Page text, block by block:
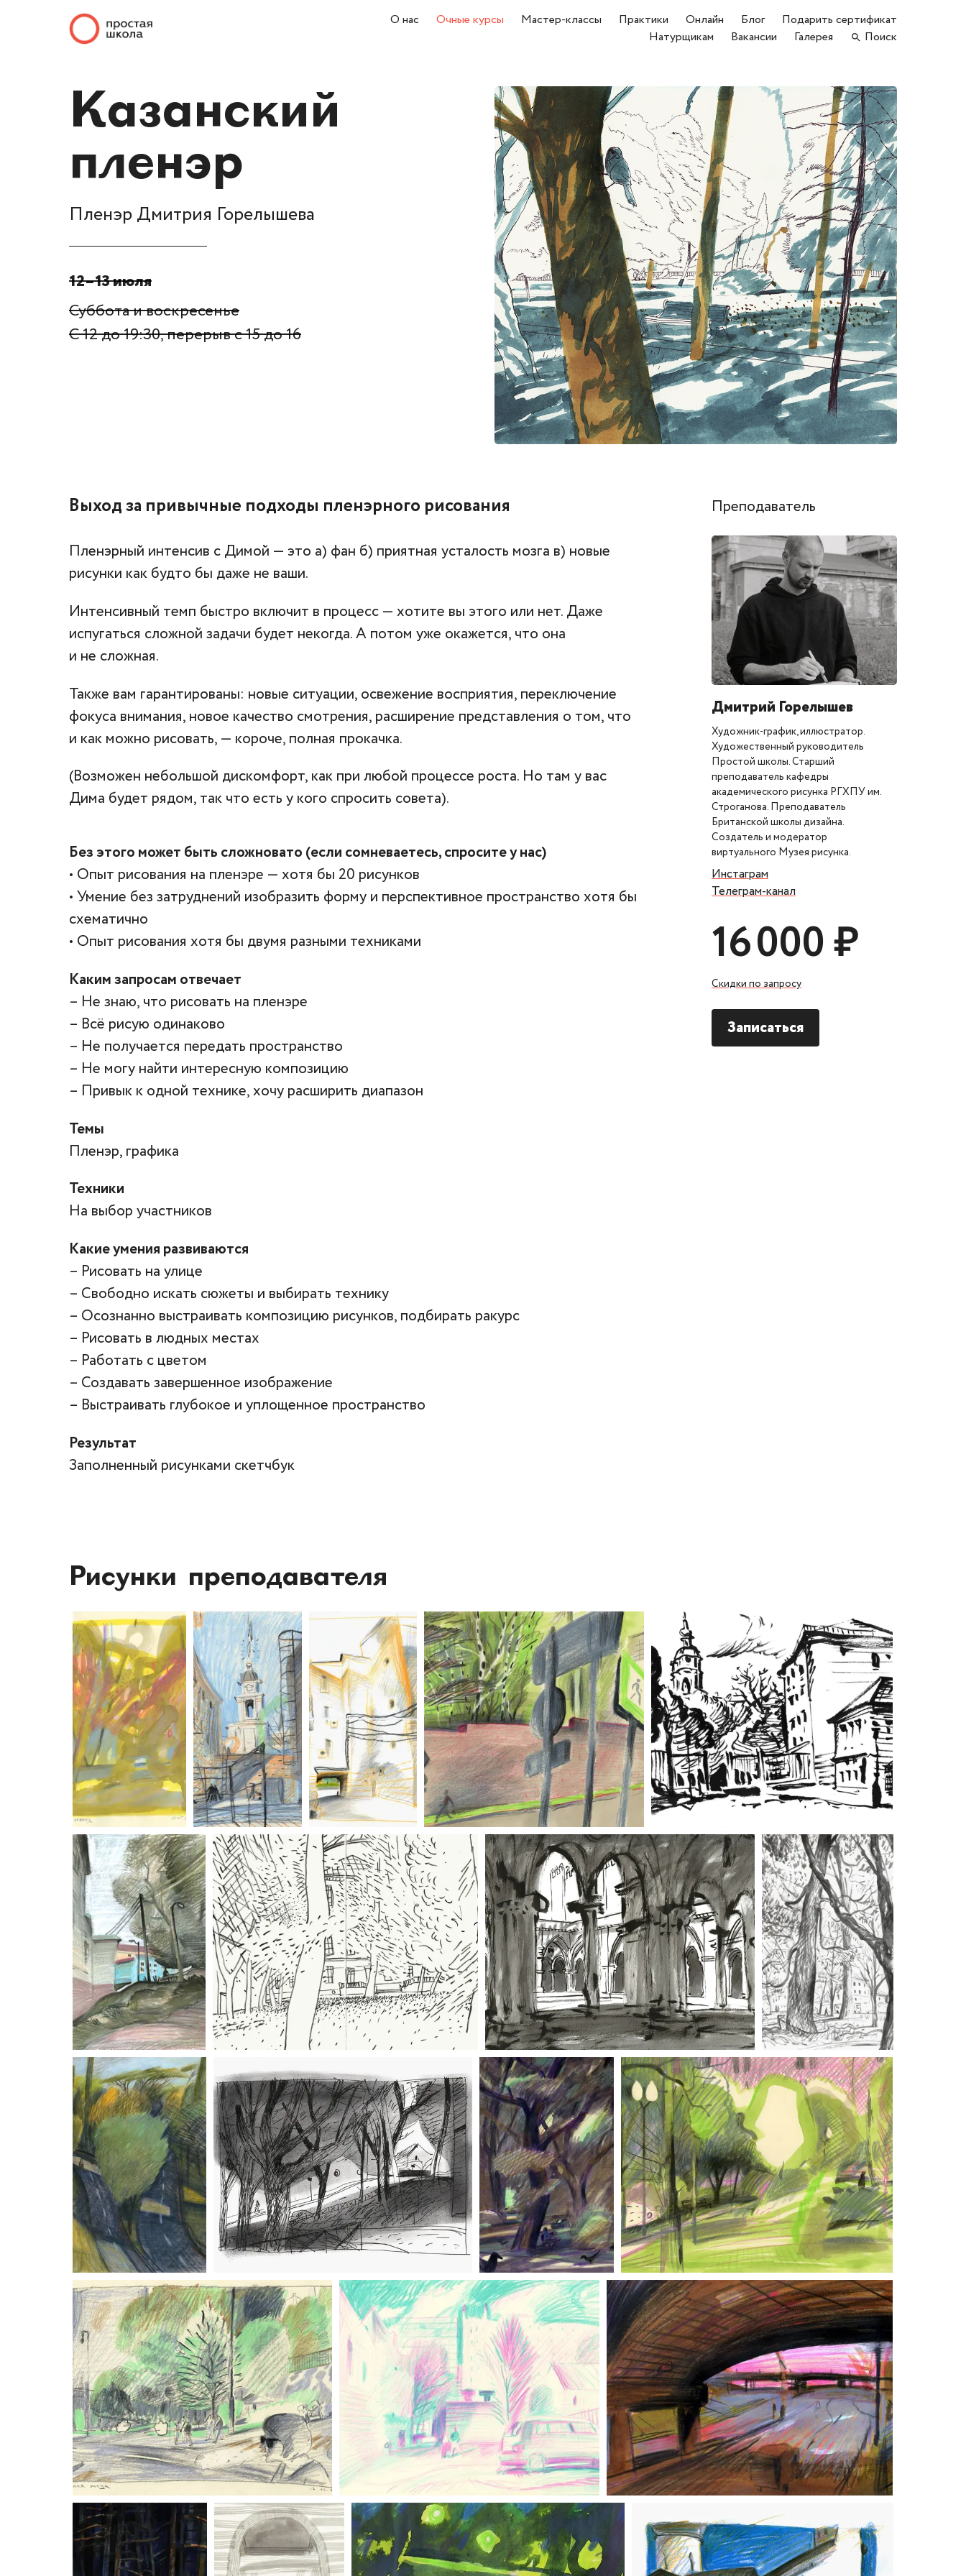
О нас Очные курсы Мастер-классы Практики Онлайн Блог
Подарить сертификат
Натурщикам
Вакансии Галерея Поиск
Казанский
пленэр
Пленэр Дмитрия Горелышева
12–13 июля
Суббота и воскресенье
С 12 до 19:30, перерыв с 15 до 16
Выход за привычные подходы пленэрного рисования
Пленэрный интенсив с Димой — это а) фан б) приятная усталость мозга в) новые
рисунки как будто бы даже не ваши.
Интенсивный темп быстро включит в процесс — хотите вы этого или нет. Даже
испугаться сложной задачи будет некогда. А потом уже окажется, что она
и не сложная.
Также вам гарантированы: новые ситуации, освежение восприятия, переключение
фокуса внимания, новое качество смотрения, расширение представления о том, что
и как можно рисовать, — короче, полная прокачка.
(Возможен небольшой дискомфорт, как при любой процессе роста. Но там у вас
Дима будет рядом, так что есть у кого спросить совета).
Без этого может быть сложновато (если сомневаетесь, спросите у нас)
• Опыт рисования на пленэре — хотя бы 20 рисунков
• Умение без затруднений изобразить форму и перспективное пространство хотя бы
схематично
• Опыт рисования хотя бы двумя разными техниками
Каким запросам отвечает
– Не знаю, что рисовать на пленэре
– Всё рисую одинаково
– Не получается передать пространство
– Не могу найти интересную композицию
– Привык к одной технике, хочу расширить диапазон
Темы
Пленэр, графика
Техники
На выбор участников
Какие умения развиваются
– Рисовать на улице
– Свободно искать сюжеты и выбирать технику
– Осознанно выстраивать композицию рисунков, подбирать ракурс
– Рисовать в людных местах
– Работать с цветом
– Создавать завершенное изображение
– Выстраивать глубокое и уплощенное пространство
Результат
Заполненный рисунками скетчбук
Преподаватель
Дмитрий Горелышев
Художник-график, иллюстратор.
Художественный руководитель
Простой школы. Старший
преподаватель кафедры
академического рисунка РГХПУ им.
Строганова. Преподаватель
Британской школы дизайна.
Создатель и модератор
виртуального Музея рисунка.
Инстаграм
Телеграм-канал
16 000 ₽
Скидки по запросу
Записаться
Рисунки преподавателя